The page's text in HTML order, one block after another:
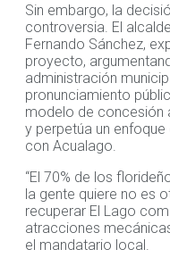
Sin embargo, la
controversia. El
Fernando Sánchez,
proyecto,
administración
pronunciamiento
modelo de concesión
y perpetúa un
con Acualago.
“El 70% de los
la gente quiere no es
recuperar El Lago
atracciones
el mandatario local.